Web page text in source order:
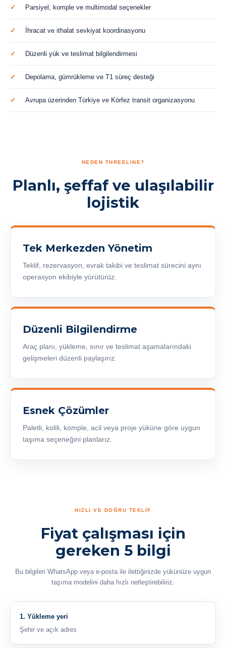
Parsiyel, komple ve multimodal seçenekler
İhracat ve ithalat sevkiyat koordinasyonu
Düzenli yük ve teslimat bilgilendirmesi
Depolama, gümrükleme ve T1 süreç desteği
Avrupa üzerinden Türkiye ve Körfez transit organizasyonu
NEDEN THREELINE?
Planlı, şeffaf ve ulaşılabilir
lojistik
Tek Merkezden Yönetim
Teklif, rezervasyon, evrak takibi ve teslimat sürecini aynı
operasyon ekibiyle yürütürüz.
Düzenli Bilgilendirme
Araç planı, yükleme, sınır ve teslimat aşamalarındaki
gelişmeleri düzenli paylaşırız.
Esnek Çözümler
Paletli, kolili, komple, acil veya proje yüküne göre uygun
taşıma seçeneğini planlarız.
HIZLI VE DOĞRU TEKLİF
Fiyat çalışması için
gereken 5 bilgi
Bu bilgileri WhatsApp veya e-posta ile ilettiğinizde yükünüze uygun
taşıma modelini daha hızlı netleştirebiliriz.
1. Yükleme yeri
Şehir ve açık adres